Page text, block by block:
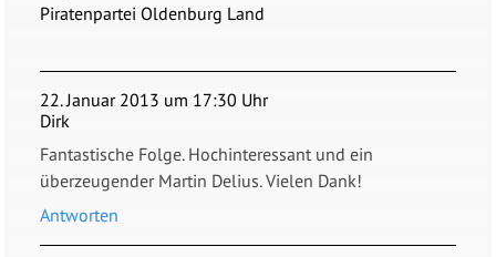
Piratenpartei Oldenburg Land
22. Januar 2013 um 17:30 Uhr
Dirk
Fantastische Folge. Hochinteressant und ein
überzeugender Martin Delius. Vielen Dank!
Antworten